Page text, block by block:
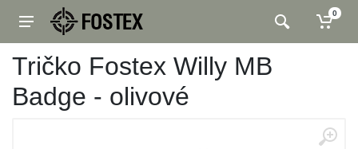
0
Tričko Fostex Willy MB
Badge - olivové